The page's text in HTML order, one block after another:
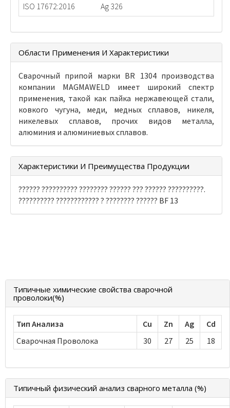
ISO 17672:2016
Ag 326
Области Применения И Характеристики
Сварочный припой марки BR 1304 производства
компании MAGMAWELD имеет широкий спектр
применения, такой как пайка нержавеющей стали,
ковкого чугуна, меди, медных сплавов, никеля,
никелевых сплавов, прочих видов металла,
алюминия и алюминиевых сплавов.
Характеристики И Преимущества Продукции
?????? ?????????? ???????? ?????? ??? ?????? ??????????.
?????????? ???????????? ? ???????? ?????? BF 13
Типичные химические свойства сварочной
проволоки(%)
Тип Анализа Cu Zn Ag
Cd
Сварочная Проволока
30 27 25 18
Типичный физический анализ сварного металла (%)